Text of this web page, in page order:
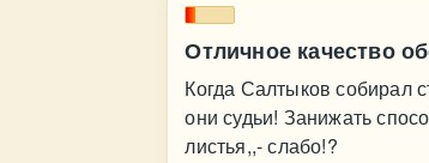
Отличное качество
Когда Салтыков собирал
они судьи! Занижать
листья,,- слабо!?